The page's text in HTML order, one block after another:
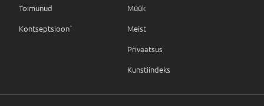
Toimunud
Kontseptsioon`
Müük
Meist
Privaatsus
Kunstiindeks